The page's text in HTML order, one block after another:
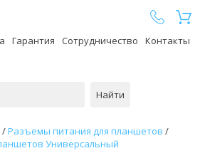
Гарантия Сотрудничество Контакты
Найти
/Разъемы питания для планшетов /
Универсальный